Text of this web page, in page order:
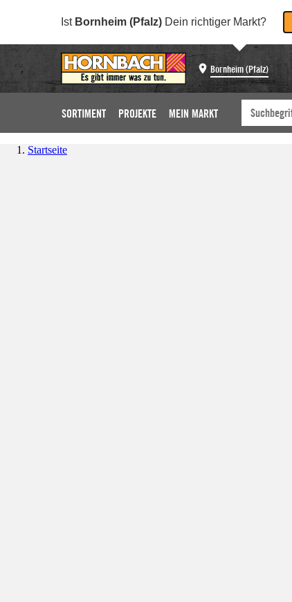
Ist Bornheim (Pfalz) Dein richtiger Markt?
Bornheim (Pfalz)
SORTIMENT PROJEKTE MEIN MARKT
Startseite